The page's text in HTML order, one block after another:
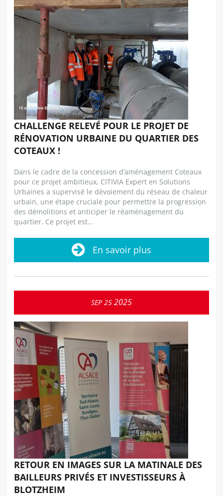
CHALLENGE RELEVÉ POUR LE PROJET DE
RÉNOVATION URBAINE DU QUARTIER DES
COTEAUX !
Dans le cadre de la concession d’aménagement Coteaux
pour ce projet ambitieux, CITIVIA Expert en Solutions
Urbaines a supervisé le dévoiement du réseau de chaleur
urbain, une étape cruciale pour permettre la progression
des démolitions et anticiper le réaménagement du
quartier. Ce projet est...
En savoir plus
SEP 25 2025
RETOUR EN IMAGES SUR LA MATINALE DES
BAILLEURS PRIVÉS ET INVESTISSEURS À
BLOTZHEIM